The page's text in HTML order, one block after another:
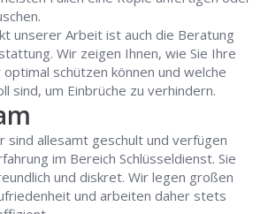
unserer Arbeit ist auch die Beratung
Wir zeigen Ihnen, wie Sie Ihre
schützen können und welche
sind, um Einbrüche zu verhindern.
sind allesamt geschult und verfügen
im Bereich Schlüsseldienst. Sie
und diskret. Wir legen großen
und arbeiten daher stets